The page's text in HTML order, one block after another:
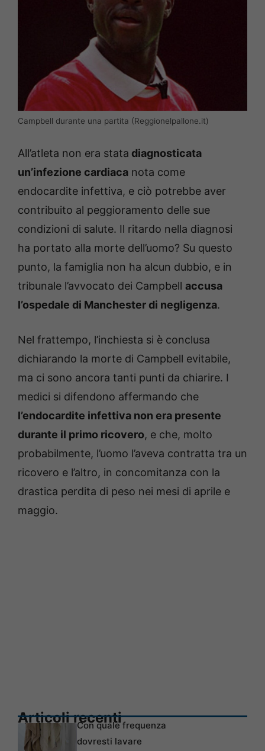
Campbell durante una partita (Reggionelpallone.it)
All’atleta non era stata diagnosticata
un’infezione cardiaca nota come
endocardite infettiva, e ciò potrebbe aver
contribuito al peggioramento delle sue
condizioni di salute. Il ritardo nella diagnosi
ha portato alla morte dell’uomo? Su questo
punto, la famiglia non ha alcun dubbio, e in
tribunale l’avvocato dei Campbell accusa
l’ospedale di Manchester di negligenza.
Nel frattempo, l’inchiesta si è conclusa
dichiarando la morte di Campbell evitabile,
ma ci sono ancora tanti punti da chiarire. I
medici si difendono affermando che
l’endocardite infettiva non era presente
durante il primo ricovero, e che, molto
probabilmente, l’uomo l’aveva contratta tra un
ricovero e l’altro, in concomitanza con la
drastica perdita di peso nei mesi di aprile e
maggio.
Articoli recentiCon quale frequenza
dovresti lavare